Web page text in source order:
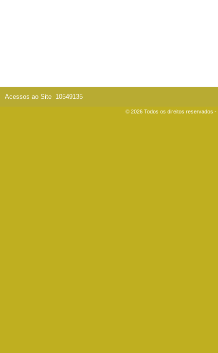
Acessos ao Site 10549135
© 2026 Todos os direitos reservados -